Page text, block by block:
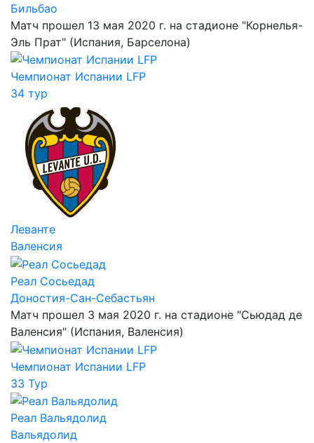
Бильбао
Матч прошел 13 мая 2020 г. на стадионе "Корнелья-
Эль Прат" (Испания, Барселона)
Чемпионат Испании LFP
34 тур
Леванте
Валенсия
Реал Сосьедад
Доностия-Сан-Себастьян
Матч прошел 3 мая 2020 г. на стадионе "Сьюдад де
Валенсия" (Испания, Валенсия)
Чемпионат Испании LFP
33 Тур
Реал Вальядолид
Вальядолид